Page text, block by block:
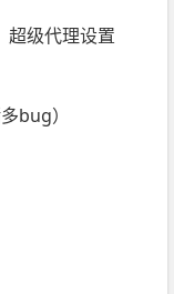
超级代理设置
bug）